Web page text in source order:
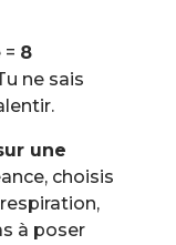
8
ne sais
une
choisis
à poser